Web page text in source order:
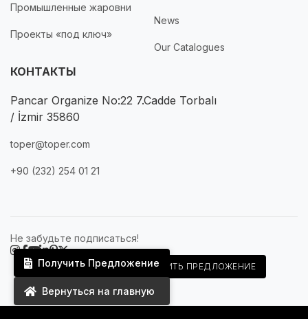
Промышленные жаровни
Проекты «под ключ»
News
Our Catalogues
КОНТАКТЫ
Pancar Organize No:22 7.Cadde Torbalı
/ İzmir 35860
toper@toper.com
+90 (232) 254 01 21
Не забудьте подписаться!
Русский ПОЛУЧИТЬ ПРЕДЛОЖЕНИЕ
Получить Предложение
Вернуться на главную